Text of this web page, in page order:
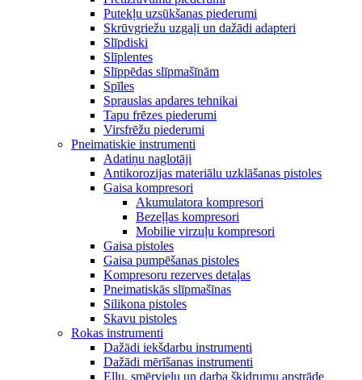
Putekļu uzsūkšanas piederumi
Skrūvgriežu uzgaļi un dažādi adapteri
Slīpdiski
Slīplentes
Slīppēdas slīpmašīnām
Spīles
Sprauslas apdares tehnikai
Tapu frēzes piederumi
Virsfrēžu piederumi
Pneimatiskie instrumenti
Adatiņu naglotāji
Antikorozijas materiālu uzklāšanas pistoles
Gaisa kompresori
Akumulatora kompresori
Bezeļļas kompresori
Mobilie virzuļu kompresori
Gaisa pistoles
Gaisa pumpēšanas pistoles
Kompresoru rezerves detaļas
Pneimatiskās slīpmašīnas
Silikona pistoles
Skavu pistoles
Rokas instrumenti
Dažādi iekšdarbu instrumenti
Dažādi mērīšanas instrumenti
Eļļu, smērvielu un darba šķidrumu apstrāde